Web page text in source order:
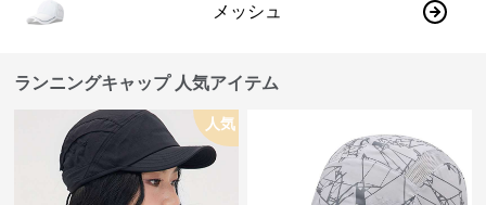
メッシュ
ランニングキャップ 人気アイテム
人気